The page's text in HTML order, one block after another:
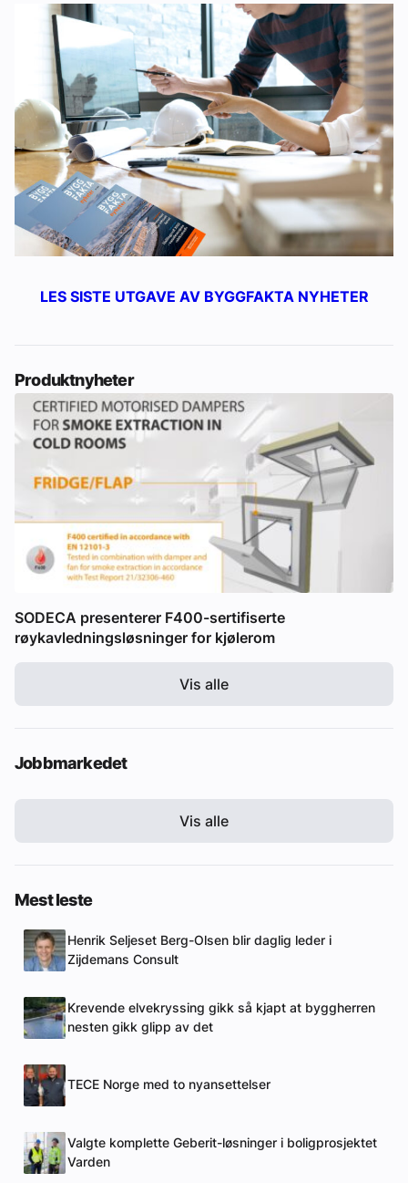
LES SISTE UTGAVE AV BYGGFAKTA NYHETER
Produktnyheter
SODECA presenterer F400-sertifiserte
røykavledningsløsninger for kjølerom
Vis alle
Jobbmarkedet
Vis alle
Mest leste
Henrik Seljeset Berg-Olsen blir daglig leder i
Zijdemans Consult
Krevende elvekryssing gikk så kjapt at byggherren
nesten gikk glipp av det
TECE Norge med to nyansettelser
Valgte komplette Geberit-løsninger i boligprosjektet
Varden